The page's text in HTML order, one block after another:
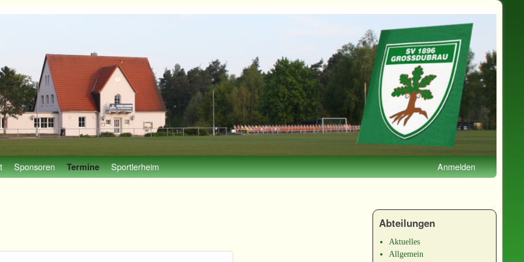
Sponsoren Termine Sportlerheim Anmelden
Abteilungen
Aktuelles
Allgemein